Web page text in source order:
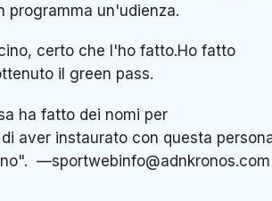
programma un'udienza.
certo che l'ho fatto.Ho fatto
il green pass.
ha fatto dei nomi per
aver instaurato con questa
—sportwebinfo@adnkronos.com